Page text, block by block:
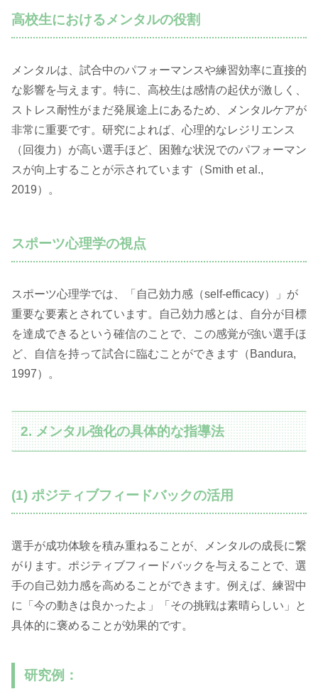
高校生におけるメンタルの役割
メンタルは、試合中のパフォーマンスや練習効率に直接的
な影響を与えます。特に、高校生は感情の起伏が激しく、
ストレス耐性がまだ発展途上にあるため、メンタルケアが
非常に重要です。研究によれば、心理的なレジリエンス
（回復力）が高い選手ほど、困難な状況でのパフォーマン
スが向上することが示されています（Smith et al.,
2019）。
スポーツ心理学の視点
スポーツ心理学では、「自己効力感（self-efficacy）」が
重要な要素とされています。自己効力感とは、自分が目標
を達成できるという確信のことで、この感覚が強い選手ほ
ど、自信を持って試合に臨むことができます（Bandura,
1997）。
2. メンタル強化の具体的な指導法
(1) ポジティブフィードバックの活用
選手が成功体験を積み重ねることが、メンタルの成長に繋
がります。ポジティブフィードバックを与えることで、選
手の自己効力感を高めることができます。例えば、練習中
に「今の動きは良かったよ」「その挑戦は素晴らしい」と
具体的に褒めることが効果的です。
研究例：